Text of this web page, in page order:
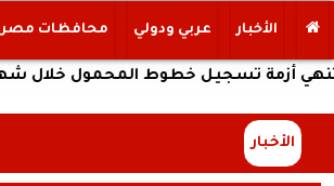
الأخبار عربي ودولي محافظات مصر
تسجيل خطوط المحمول خلال شهر
الأخبار